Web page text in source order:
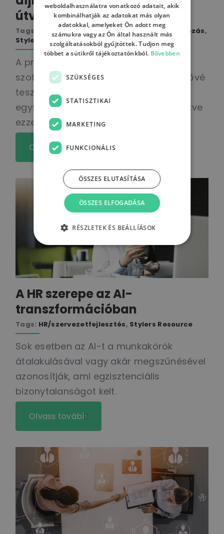
útvonaltervező rendszer
Tags: Esettanulmány Logisztika/Szállítmányozás,
Stylers Technology
A projekt célja egy olyan térkép alapú
szoftver létrehozása volt, amely lehetővé
teszi a pontos árajánlatok gyors és
egységes kidolgozását, tehermentesítve
ezzel a vállalat szakértőit.
Olvass tovább
A HR szerepe az AI-
transzformációban
Tags: HR/szervezetfejlesztés, Stylers Resource
Sok esetben az AI-t a munkakörök
átalakulásával vagy akár megszűnésével
azonosítják, ami egzisztenciális
bizonytalanságot kelt.
Olvass tovább
weboldalhasználatra vonatkozó adatait, akik
kombinálhatják az adatokat más olyan
adatokkal, amelyeket Ön adott meg
számukra vagy az Ön által használt más
szolgáltatásokból gyűjtöttek. Tudjon meg
többet a sütikről tájékoztatónkból. Bővebben
SZÜKSÉGES
STATISZTIKAI
MARKETING
FUNKCIONÁLIS
ÖSSZES ELFOGADÁSA
ÖSSZES ELUTASÍTÁSA
RÉSZLETEK ÉS BEÁLLÍÁSOK